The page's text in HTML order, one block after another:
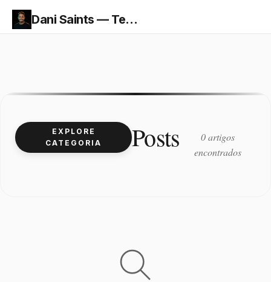
Dani Saints — Tecnologia, Finanças e Economia
EXPLORE
CATEGORIA
Posts
0 artigos
encontrados